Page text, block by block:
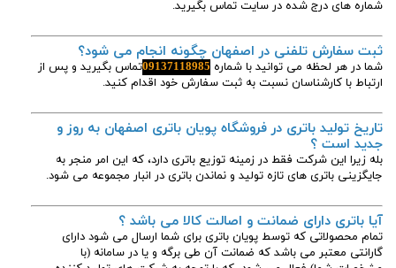
شماره های درج شده در سایت تماس بگیرید.
ثبت سفارش تلفنی در اصفهان چگونه انجام می شود؟
شما در هر لحظه می توانید با شماره 09137118985تماس بگیرید و پس از
ارتباط با کارشناسان نسبت به ثبت سفارش خود اقدام کنید.
تاریخ تولید باتری در فروشگاه پویان باتری اصفهان به روز و
جدید است ؟
بله زیرا این شرکت فقط در زمینه توزیع باتری دارد، که این امر منجر به
جایگزینی باتری های تازه تولید و نماندن باتری در انبار مجموعه می شود.
آیا باتری دارای ضمانت و اصالت کالا می باشد ؟
تمام محصولاتی که توسط پویان باتری برای شما ارسال می شود دارای
گارانتی معتبر می باشد که ضمانت آن طی برگه و یا در سامانه (با